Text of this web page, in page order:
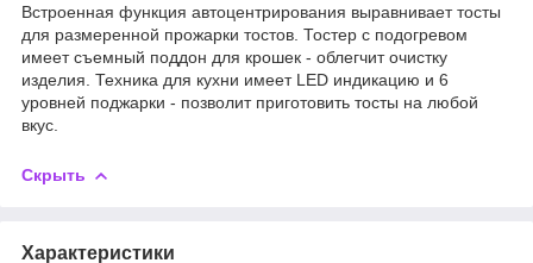
Встроенная функция автоцентрирования выравнивает тосты
для размеренной прожарки тостов. Тостер с подогревом
имеет съемный поддон для крошек - облегчит очистку
изделия. Техника для кухни имеет LED индикацию и 6
уровней поджарки - позволит приготовить тосты на любой
вкус.
Скрыть
Характеристики